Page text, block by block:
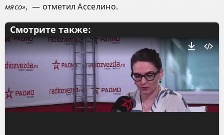
мясо», — отметил Асселино.
Смотрите также: